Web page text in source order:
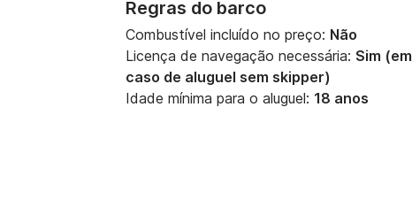
Regras do barco
Combustível incluído no preço: Não
Licença de navegação necessária: Sim (em
caso de aluguel sem skipper)
Idade mínima para o aluguel: 18 anos